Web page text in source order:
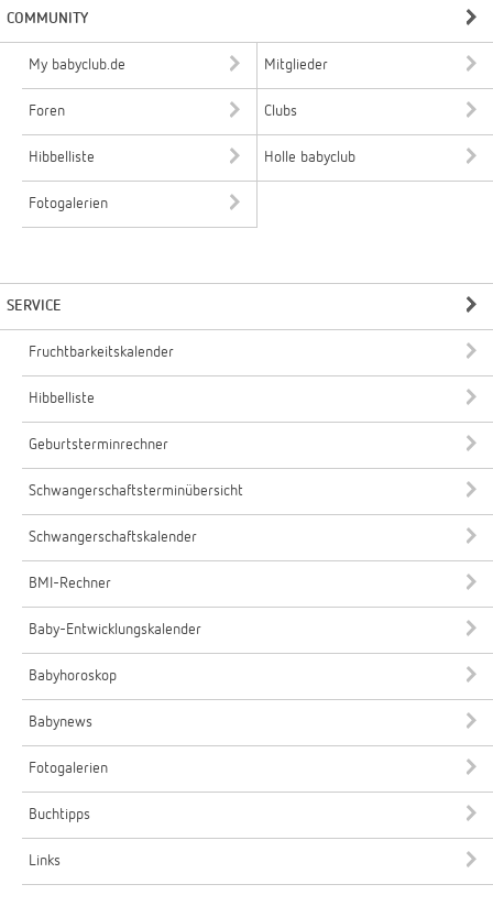
COMMUNITY
My babyclub.de Mitglieder
Foren Clubs
Hibbelliste Holle babyclub
Fotogalerien
SERVICE
Fruchtbarkeitskalender
Hibbelliste
Geburtsterminrechner
Schwangerschaftsterminübersicht
Schwangerschaftskalender
BMI-Rechner
Baby-Entwicklungskalender
Babyhoroskop
Babynews
Fotogalerien
Buchtipps
Links